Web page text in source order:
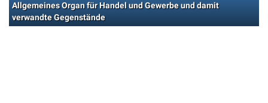
Allgemeines Organ für Handel und Gewerbe und damit
verwandte Gegenstände